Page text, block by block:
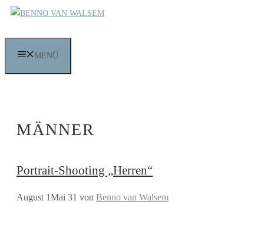
Zum
MENÜ
MÄNNER
Portrait-Shooting „Herren“
August 1Mai 31 von Benno van Walsem